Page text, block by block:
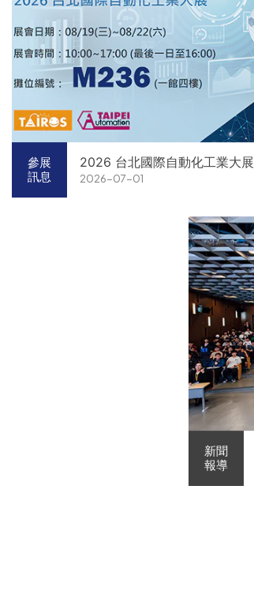
參展
訊息
2026 台北國際自動化工業大展
2026-07-01
新聞
報導